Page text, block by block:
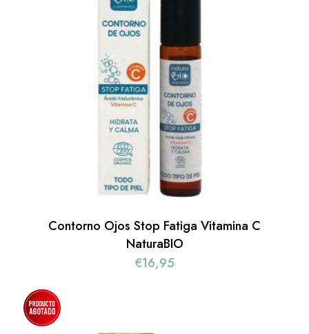
Contorno Ojos Stop Fatiga Vitamina C
NaturaBIO
€16,95